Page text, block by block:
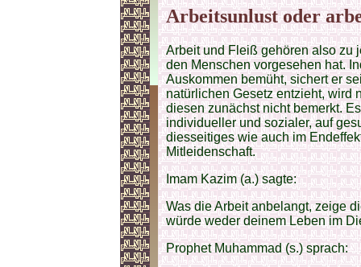
Arbeitsunlust oder
Arbeit und Fleiß gehören also zu
den Menschen vorgesehen hat.
Auskommen bemüht, sichert er
natürlichen Gesetz entzieht, wird
diesen zunächst nicht bemerkt.
individueller und sozialer, auf
diesseitiges wie auch im
Mitleidenschaft.
Imam Kazim (a.) sagte:
Was die Arbeit anbelangt, zeige
würde weder deinem Leben im
Prophet Muhammad (s.) sprach: